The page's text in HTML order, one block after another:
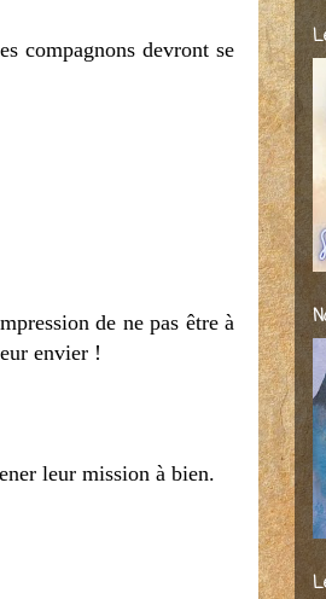
compagnons devront se
de ne pas être à
envier !
leur mission à bien.